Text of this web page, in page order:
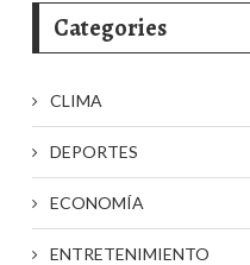
Categories
CLIMA
DEPORTES
ECONOMÍA
ENTRETENIMIENTO